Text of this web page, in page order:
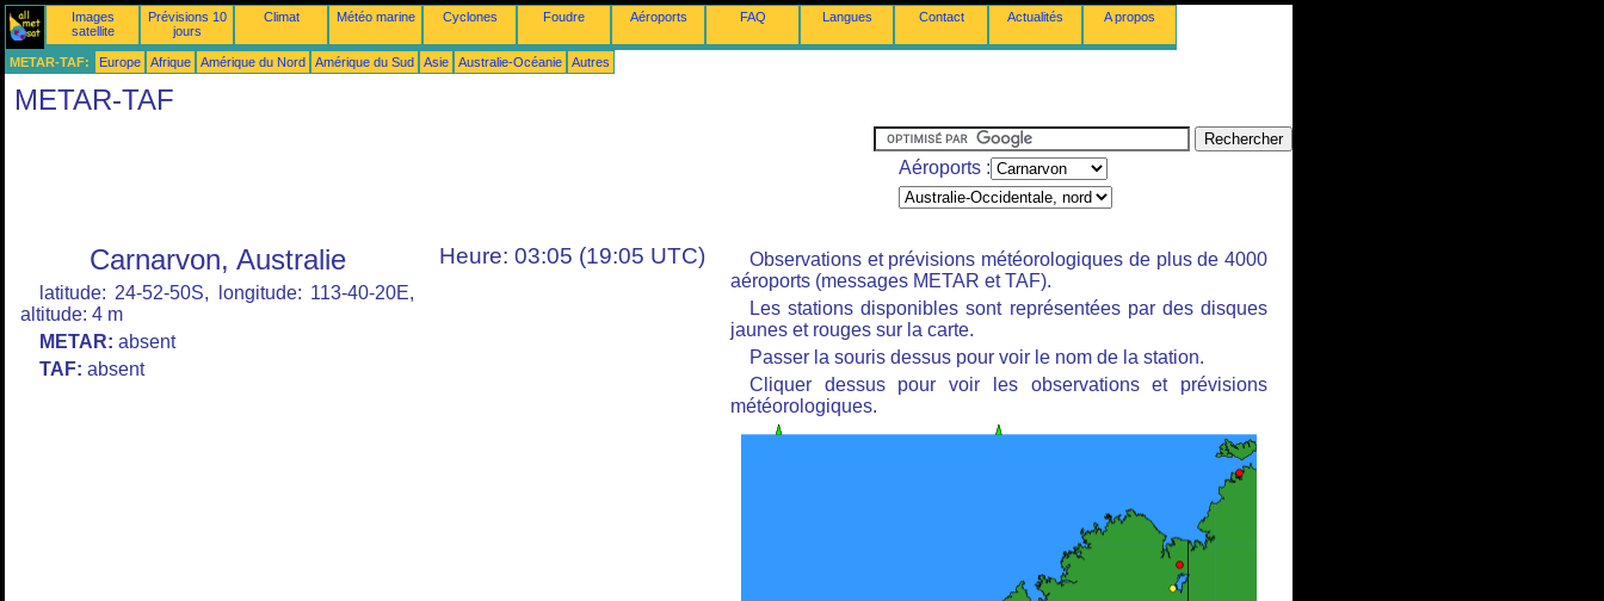
Images
satellite
Prévisions 10
jours
Climat Météo marine Cyclones Foudre Aéroports FAQ Langues Contact Actualités A propos
METAR-TAF: Europe Afrique Amérique du Nord Amérique du Sud Asie Australie-Océanie Autres
METAR-TAF
Aéroports :
Carnarvon, Australie
latitude: 24-52-50S, longitude: 113-40-20E,
altitude: 4 m
METAR: absent
TAF: absent
Heure: 03:05 (19:05 UTC)
Observations et prévisions météorologiques de plus de 4000
aéroports (messages METAR et TAF).
Les stations disponibles sont représentées par des disques
jaunes et rouges sur la carte.
Passer la souris dessus pour voir le nom de la station.
Cliquer dessus pour voir les observations et prévisions
météorologiques.